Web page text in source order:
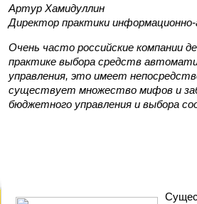
Артур Хамидуллин
Директор практики
Очень часто российские компании
практике выбора средств
управления, это имеет
существует множество мифов и
бюджетного управления и выбора